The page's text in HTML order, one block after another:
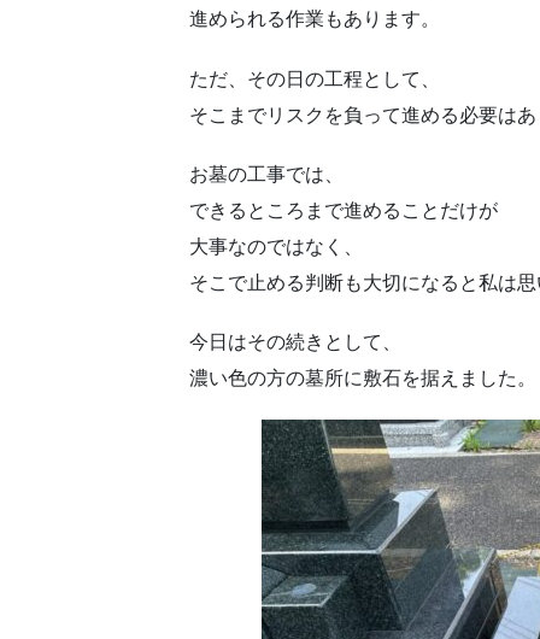
進められる作業もあります。
ただ、その日の工程として、
そこまでリスクを負って進める必要は
お墓の工事では、
できるところまで進めることだけが
大事なのではなく、
そこで止める判断も大切になると私は
今日はその続きとして、
濃い色の方の墓所に敷石を据えました。